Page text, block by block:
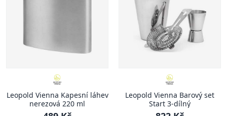
Leopold Vienna Kapesní láhev
nerezová 220 ml
Leopold Vienna Barový set
Start 3-dílný